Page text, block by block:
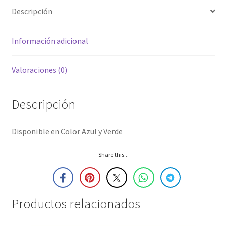
Descripción
Información adicional
Valoraciones (0)
Descripción
Disponible en Color Azul y Verde
Share this...
Productos relacionados